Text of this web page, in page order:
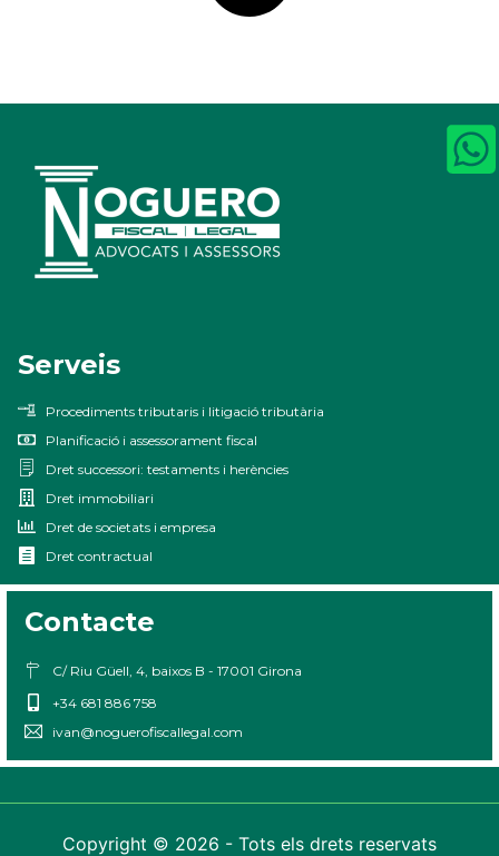
Serveis
Procediments tributaris i litigació tributària
Planificació i assessorament fiscal
Dret successori: testaments i herències
Dret immobiliari
Dret de societats i empresa
Dret contractual
Contacte
C/ Riu Güell, 4, baixos B - 17001 Girona
+34 681 886 758
ivan@noguerofiscallegal.com
Copyright © 2026 - Tots els drets reservats